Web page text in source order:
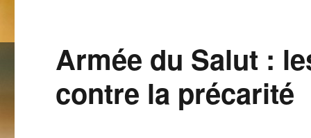
Armée du Salut :
contre la précarité